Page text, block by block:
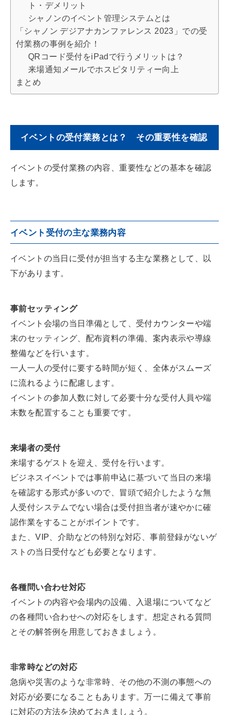
ト・デメリット
シャノンのイベント管理システムとは
「シャノン デジアナカンファレンス 2023」での受
付業務の事例を紹介！
QRコード受付をiPadで行うメリットは？
来場通知メールでホスピタリティー向上
まとめ
イベントの受付業務とは？ その重要性を確認
イベントの受付業務の内容、重要性などの基本を確認
します。
イベント受付の主な業務内容
イベントの当日に受付が担当する主な業務として、以
下があります。
事前セッティング
イベント会場の当日準備として、受付カウンターや端
末のセッティング、配布資料の準備、案内表示や導線
整備などを行います。
一人一人の受付に要する時間が短く、全体がスムーズ
に流れるように配慮します。
イベントの参加人数に対して必要十分な受付人員や端
末数を配置することも重要です。
来場者の受付
来場するゲストを迎え、受付を行います。
ビジネスイベントでは事前申込に基づいて当日の来場
を確認する形式が多いので、冒頭で紹介したような無
人受付システムでない場合は受付担当者が速やかに確
認作業をすることがポイントです。
また、VIP、介助などの特別な対応、事前登録がないゲ
ストの当日受付なども必要となります。
各種問い合わせ対応
イベントの内容や会場内の設備、入退場についてなど
の各種問い合わせへの対応をします。想定される質問
とその解答例を用意しておきましょう。
非常時などの対応
急病や災害のような非常時、その他の不測の事態への
対応が必要になることもあります。万一に備えて事前
に対応の方法を決めておきましょう。